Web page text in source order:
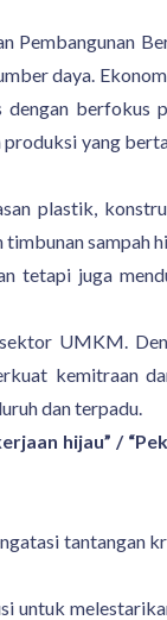
daya.
dengan berfokus
yang
plastik,
sampah
tetapi juga
UMKM.
kemitraan
dan terpadu.
hijau” /
tantangan
untuk